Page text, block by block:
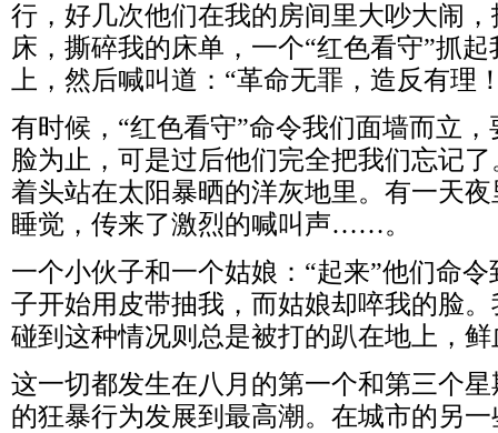
行，好几次他们在我的房间里大吵大闹
床，撕碎我的床单，一个“红色看守”抓
上，然后喊叫道：“革命无罪，造反有理
有时候，“红色看守”命令我们面墙而立
脸为止，可是过后他们完全把我们忘记
着头站在太阳暴晒的洋灰地里。有一天
睡觉，传来了激烈的喊叫声……。
一个小伙子和一个姑娘：“起来”他们命
子开始用皮带抽我，而姑娘却啐我的脸
碰到这种情况则总是被打的趴在地上，
这一切都发生在八月的第一个和第三个
的狂暴行为发展到最高潮。在城市的另